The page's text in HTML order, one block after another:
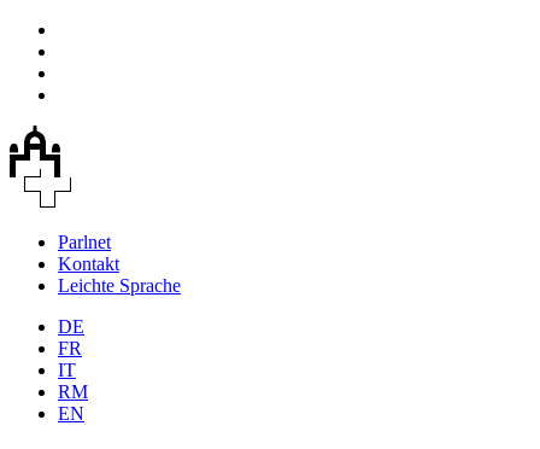
Parlnet
Kontakt
Leichte Sprache
DE
FR
IT
RM
EN